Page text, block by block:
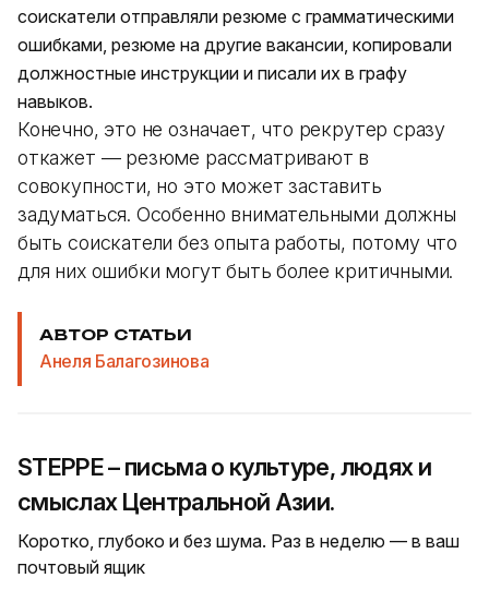
соискатели отправляли резюме с грамматическими
ошибками, резюме на другие вакансии, копировали
должностные инструкции и писали их в графу
навыков.
Конечно, это не означает, что рекрутер сразу
откажет — резюме рассматривают в
совокупности, но это может заставить
задуматься. Особенно внимательными должны
быть соискатели без опыта работы, потому что
для них ошибки могут быть более критичными.
АВТОР СТАТЬИ
Анеля Балагозинова
STEPPE – письма о культуре, людях и
смыслах Центральной Азии.
Коротко, глубоко и без шума. Раз в неделю — в ваш
почтовый ящик